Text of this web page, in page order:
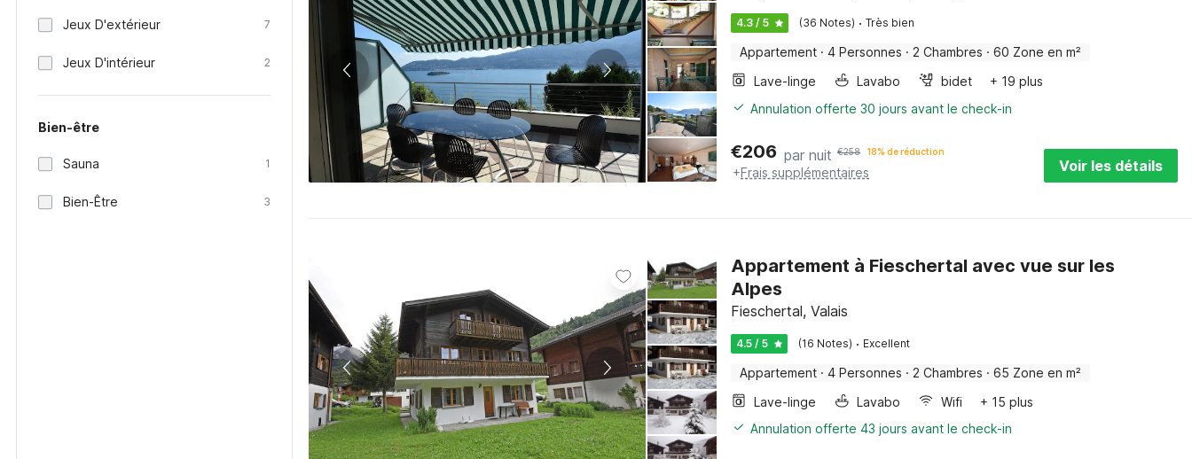
Jeux D'extérieur 7
Jeux D'intérieur 2
Bien-être
Sauna 1
Bien-Être 3
4.3 / 5 (36 Notes) · Très bien
Appartement · 4 Personnes · 2 Chambres · 60 Zone en m²
Lave-linge
Lavabo bidet
+ 19 plus
Annulation offerte 30 jours avant le check-in
€206 par nuit €258 18% de réduction
+Frais supplémentaires Voir les détails
Appartement à Fieschertal avec vue sur les
Alpes
Fieschertal, Valais
4.5 / 5 (16 Notes) · Excellent
Appartement · 4 Personnes · 2 Chambres · 65 Zone en m²
Lave-linge
Lavabo Wifi
+ 15 plus
Annulation offerte 43 jours avant le check-in